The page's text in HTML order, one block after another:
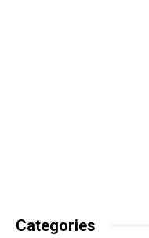
Categories